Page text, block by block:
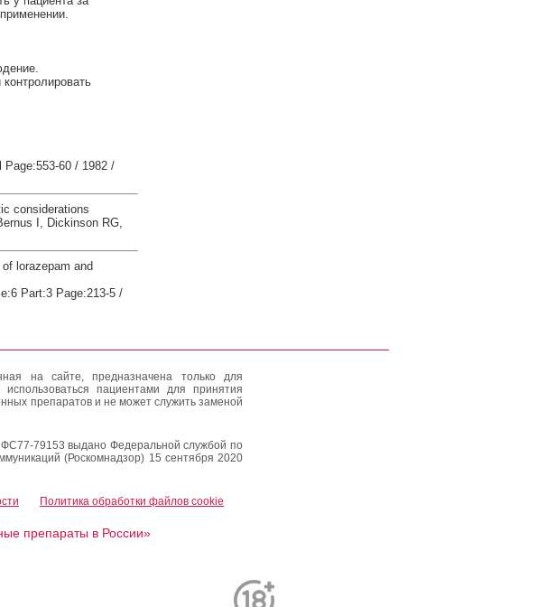
60 / 1982 /
considerations
I, Dickinson RG,
lorazepam and
Part:3 Page:213-5 /
на сайте, предназначена только для
пациентами для принятия
препаратов и не может служить заменой
79153 выдано Федеральной службой по
(Роскомнадзор) 15 сентября 2020
Политика обработки файлов cookie
препараты в России»